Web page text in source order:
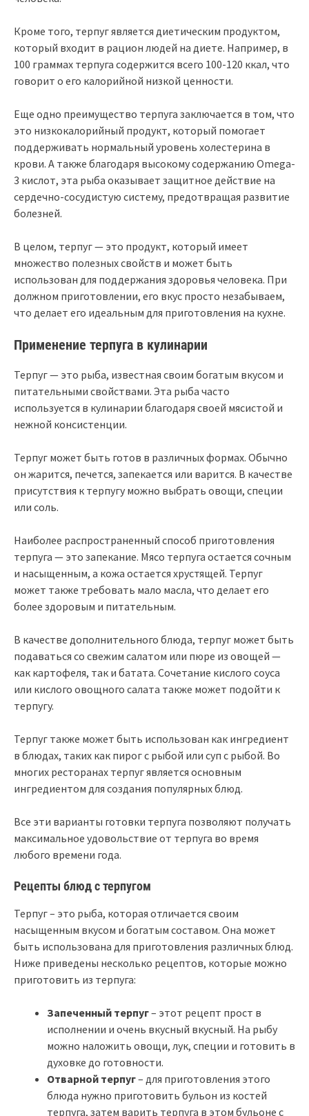
Кроме того, терпуг является диетическим продуктом,
который входит в рацион людей на диете. Например, в
100 граммах терпуга содержится всего 100-120 ккал, что
говорит о его калорийной низкой ценности.
Еще одно преимущество терпуга заключается в том, что
это низкокалорийный продукт, который помогает
поддерживать нормальный уровень холестерина в
крови. А также благодаря высокому содержанию Omega-
3 кислот, эта рыба оказывает защитное действие на
сердечно-сосудистую систему, предотвращая развитие
болезней.
В целом, терпуг — это продукт, который имеет
множество полезных свойств и может быть
использован для поддержания здоровья человека. При
должном приготовлении, его вкус просто незабываем,
что делает его идеальным для приготовления на кухне.
Применение терпуга в кулинарии
Терпуг — это рыба, известная своим богатым вкусом и
питательными свойствами. Эта рыба часто
используется в кулинарии благодаря своей мясистой и
нежной консистенции.
Терпуг может быть готов в различных формах. Обычно
он жарится, печется, запекается или варится. В качестве
присутствия к терпугу можно выбрать овощи, специи
или соль.
Наиболее распространенный способ приготовления
терпуга — это запекание. Мясо терпуга остается сочным
и насыщенным, а кожа остается хрустящей. Терпуг
может также требовать мало масла, что делает его
более здоровым и питательным.
В качестве дополнительного блюда, терпуг может быть
подаваться со свежим салатом или пюре из овощей —
как картофеля, так и батата. Сочетание кислого соуса
или кислого овощного салата также может подойти к
терпугу.
Терпуг также может быть использован как ингредиент
в блюдах, таких как пирог с рыбой или суп с рыбой. Во
многих ресторанах терпуг является основным
ингредиентом для создания популярных блюд.
Все эти варианты готовки терпуга позволяют получать
максимальное удовольствие от терпуга во время
любого времени года.
Рецепты блюд с терпугом
Терпуг – это рыба, которая отличается своим
насыщенным вкусом и богатым составом. Она может
быть использована для приготовления различных блюд.
Ниже приведены несколько рецептов, которые можно
приготовить из терпуга:
Запеченный терпуг– этот рецепт прост в
исполнении и очень вкусный вкусный. На рыбу
можно наложить овощи, лук, специи и готовить в
духовке до готовности.
Отварной терпуг– для приготовления этого
блюда нужно приготовить бульон из костей
терпуга, затем варить терпуга в этом бульоне с